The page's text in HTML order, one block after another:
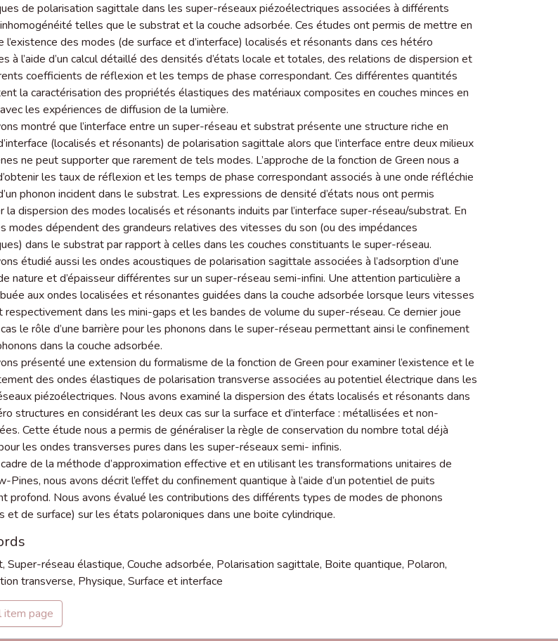
de polarisation sagittale dans les super-réseaux piézoélectriques associées à différents
telles que le substrat et la couche adsorbée. Ces études ont permis de mettre en
l’existence des modes (de surface et d’interface) localisés et résonants dans ces hétéro
à l’aide d’un calcul détaillé des densités d’états locale et totales, des relations de dispersion et
coefficients de réflexion et les temps de phase correspondant. Ces différentes quantités
la caractérisation des propriétés élastiques des matériaux composites en couches minces en
les expériences de diffusion de la lumière.
montré que l’interface entre un super-réseau et substrat présente une structure riche en
(localisés et résonants) de polarisation sagittale alors que l’interface entre deux milieux
ne peut supporter que rarement de tels modes. L’approche de la fonction de Green nous a
les taux de réflexion et les temps de phase correspondant associés à une onde réfléchie
phonon incident dans le substrat. Les expressions de densité d’états nous ont permis
la dispersion des modes localisés et résonants induits par l’interface super-réseau/substrat. En
modes dépendent des grandeurs relatives des vitesses du son (ou des impédances
dans le substrat par rapport à celles dans les couches constituants le super-réseau.
étudié aussi les ondes acoustiques de polarisation sagittale associées à l’adsorption d’une
nature et d’épaisseur différentes sur un super-réseau semi-infini. Une attention particulière a
aux ondes localisées et résonantes guidées dans la couche adsorbée lorsque leurs vitesses
respectivement dans les mini-gaps et les bandes de volume du super-réseau. Ce dernier joue
le rôle d’une barrière pour les phonons dans le super-réseau permettant ainsi le confinement
dans la couche adsorbée.
présenté une extension du formalisme de la fonction de Green pour examiner l’existence et le
des ondes élastiques de polarisation transverse associées au potentiel électrique dans les
piézoélectriques. Nous avons examiné la dispersion des états localisés et résonants dans
structures en considérant les deux cas sur la surface et d’interface : métallisées et non-
Cette étude nous a permis de généraliser la règle de conservation du nombre total déjà
les ondes transverses pures dans les super-réseaux semi- infinis.
de la méthode d’approximation effective et en utilisant les transformations unitaires de
Pines, nous avons décrit l’effet du confinement quantique à l’aide d’un potentiel de puits
profond. Nous avons évalué les contributions des différents types de modes de phonons
et de surface) sur les états polaroniques dans une boite cylindrique.
, Super-réseau élastique, Couche adsorbée, Polarisation sagittale, Boite quantique, Polaron,
transverse, Physique, Surface et interface
item page